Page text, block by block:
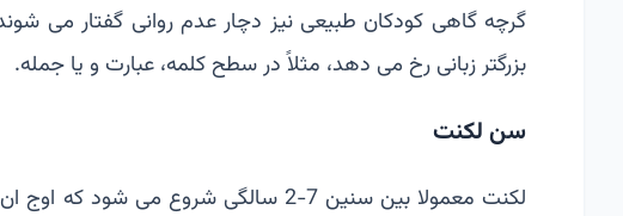
گرچه گاهی کودکان طبیعی نیز دچار عدم روانی گفتار می
بزرگتر زبانی رخ می دهد، مثلاً در سطح کلمه، عبارت و یا جمله.
سن لکنت